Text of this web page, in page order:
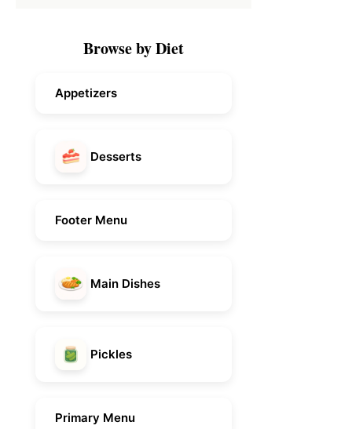
Browse by Diet
Appetizers
Desserts
Footer Menu
Main Dishes
Pickles
Primary Menu